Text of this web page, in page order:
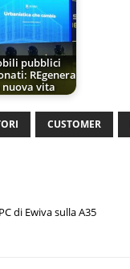
pubblici
REgenera
vita
CUSTOMER
di Ewiva sulla A35